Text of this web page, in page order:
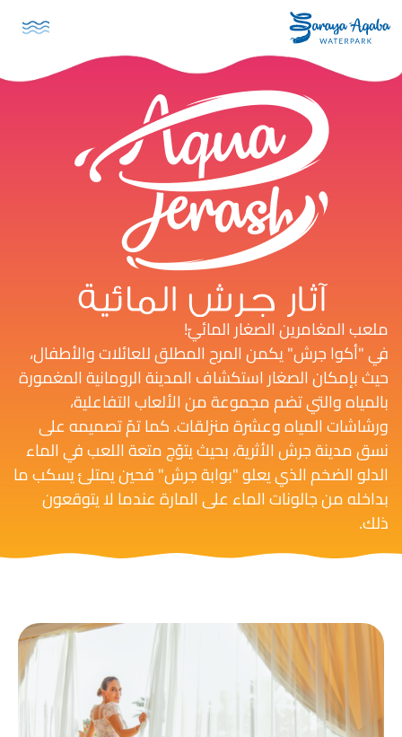
تجاوز إلى المحتوى الرئيسي
ملعب المغامرين الصغار المائيّ!
في "أكوا جرش" يكمن المرح المطلق للعائلات والأطفال،
حيث بإمكان الصغار استكشاف المدينة الرومانية المغمورة
بالمياه والتي تضم مجموعة من الألعاب التفاعلية،
ورشاشات المياه وعشرة منزلقات. كما تمّ تصميمه على
نسق مدينة جرش الأثرية، بحيث يتوّج متعة اللعب في الماء
الدلو الضخم الذي يعلو "بوابة جرش" فحين يمتلئ يسكب ما
بداخله من جالونات الماء على المارة عندما لا يتوقعون
ذلك.